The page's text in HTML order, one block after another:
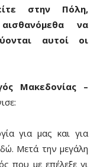
στην Πόλη,
να
αυτοί οι
Μακεδονίας –
για μας και για
Μετά την μεγάλη
που με επέλεξε γι